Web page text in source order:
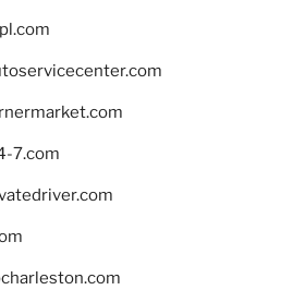
7.com